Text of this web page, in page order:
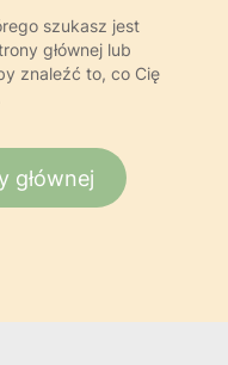
szukasz jest
głównej lub
znaleźć to, co Cię
głównej